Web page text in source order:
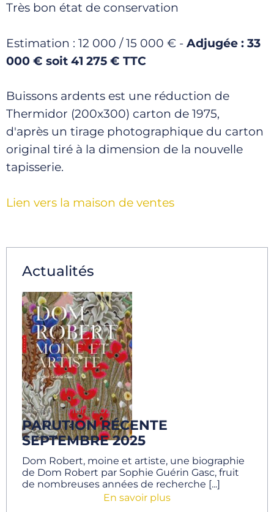
Très bon état de conservation
Estimation : 12 000 / 15 000 € - Adjugée : 33
000 € soit 41 275 € TTC
Buissons ardents est une réduction de
Thermidor (200x300) carton de 1975,
d'après un tirage photographique du carton
original tiré à la dimension de la nouvelle
tapisserie.
Lien vers la maison de ventes
Actualités
28 septembre 2025
PARUTION RÉCENTE
SEPTEMBRE 2025
Dom Robert, moine et artiste, une biographie
de Dom Robert par Sophie Guérin Gasc, fruit
de nombreuses années de recherche [...]
En savoir plus